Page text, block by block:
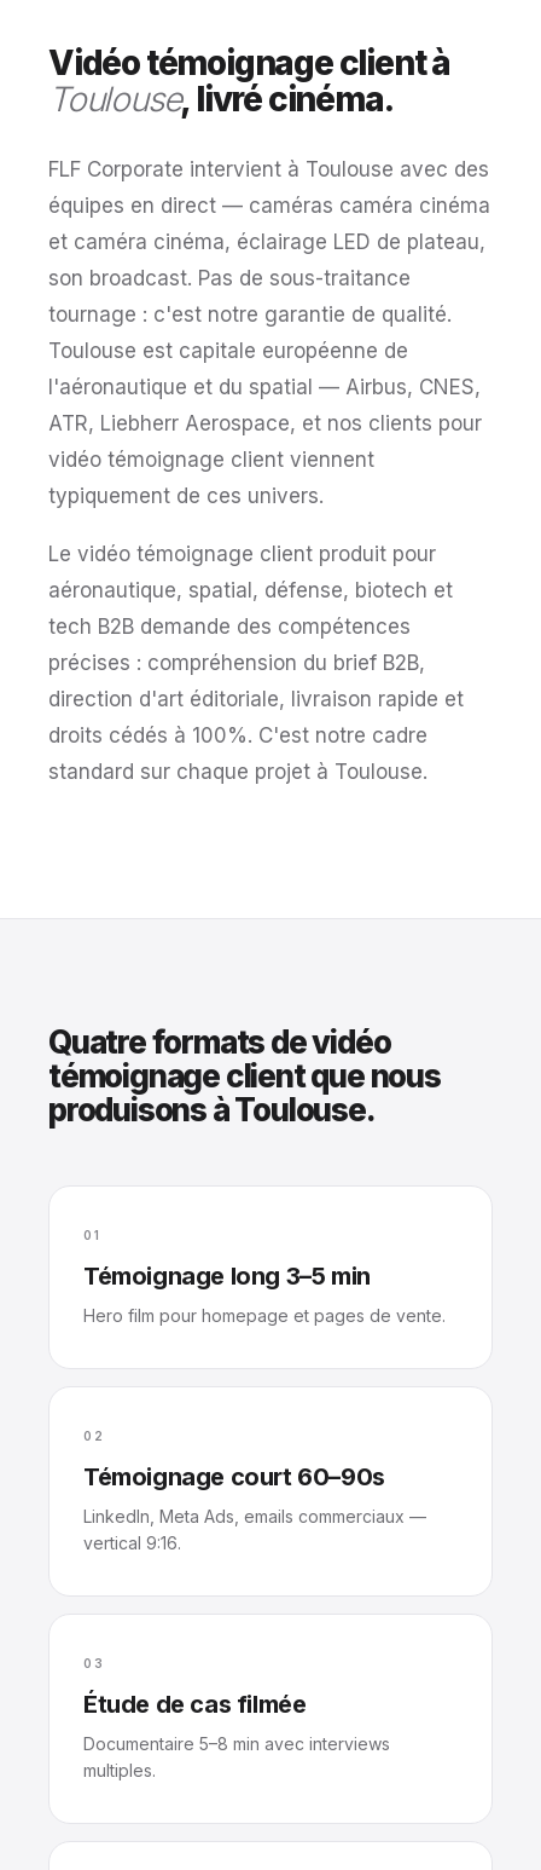
Vidéo témoignage client à
Toulouse, livré cinéma.
FLF Corporate intervient à Toulouse avec des
équipes en direct — caméras caméra cinéma
et caméra cinéma, éclairage LED de plateau,
son broadcast. Pas de sous-traitance
tournage : c'est notre garantie de qualité.
Toulouse est capitale européenne de
l'aéronautique et du spatial — Airbus, CNES,
ATR, Liebherr Aerospace, et nos clients pour
vidéo témoignage client viennent
typiquement de ces univers.
Le vidéo témoignage client produit pour
aéronautique, spatial, défense, biotech et
tech B2B demande des compétences
précises : compréhension du brief B2B,
direction d'art éditoriale, livraison rapide et
droits cédés à 100%. C'est notre cadre
standard sur chaque projet à Toulouse.
Quatre formats de vidéo
témoignage client que nous
produisons à Toulouse.
01
Témoignage long 3–5 min
Hero film pour homepage et pages de vente.
02
Témoignage court 60–90s
LinkedIn, Meta Ads, emails commerciaux —
vertical 9:16.
03
Étude de cas filmée
Documentaire 5–8 min avec interviews
multiples.